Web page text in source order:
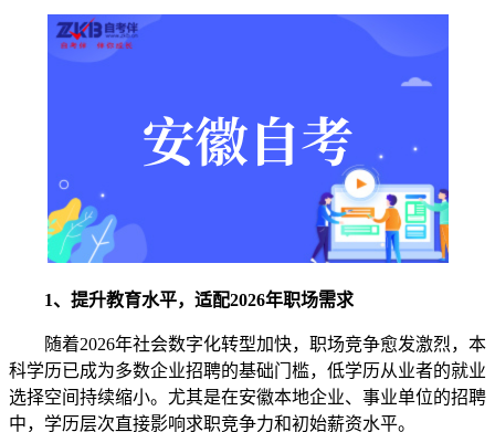
1、提升教育水平，适配2026年职场需求
随着2026年社会数字化转型加快，职场竞争愈发激烈，本
科学历已成为多数企业招聘的基础门槛，低学历从业者的就业
选择空间持续缩小。尤其是在安徽本地企业、事业单位的招聘
中，学历层次直接影响求职竞争力和初始薪资水平。